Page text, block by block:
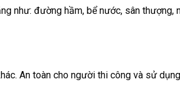
như: đường hầm, bể nước, sân thượng,
An toàn cho người thi công và sử